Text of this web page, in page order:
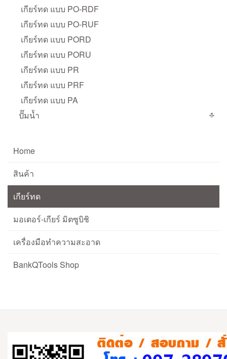
เกียร์ทด แบบ PO-RDF
เกียร์ทด แบบ PO-RUF
เกียร์ทด แบบ PORD
เกียร์ทด แบบ PORU
เกียร์ทด แบบ PR
เกียร์ทด แบบ PRF
เกียร์ทด แบบ PA
ปั๊มน้ำ
Home
สินค้า
เกียร์ทด
มอเตอร์-เกียร์ มิตซูบิชิ
เครื่องมือทำความสะอาด
BankQTools Shop